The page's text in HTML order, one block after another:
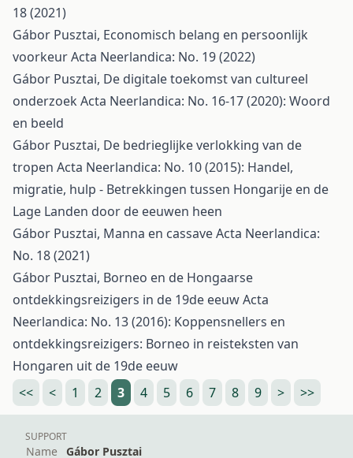
18 (2021)
Gábor Pusztai, Economisch belang en persoonlijk
voorkeurActa Neerlandica: No. 19 (2022)
Gábor Pusztai, De digitale toekomst van cultureel
onderzoek Acta Neerlandica: No. 16-17 (2020): Woord
en beeld
Gábor Pusztai, De bedrieglijke verlokking van de
tropen Acta Neerlandica: No. 10 (2015): Handel,
migratie, hulp - Betrekkingen tussen Hongarije en de
Lage Landen door de eeuwen heen
Gábor Pusztai, Manna en cassaveActa Neerlandica:
No. 18 (2021)
Gábor Pusztai, Borneo en de Hongaarse
ontdekkingsreizigers in de 19de eeuwActa
Neerlandica: No. 13 (2016): Koppensnellers en
ontdekkingsreizigers: Borneo in reisteksten van
Hongaren uit de 19de eeuw
<<
< 1 2 3 4 5 6 7 8 9 > >>
SUPPORT
Name Gábor Pusztai